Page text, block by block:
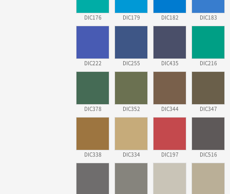
DIC176 DIC179 DIC182 DIC183
DIC222 DIC255 DIC435 DIC216
DIC378 DIC352 DIC344 DIC347
DIC338 DIC334 DIC197 DIC516